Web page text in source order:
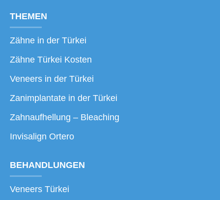
THEMEN
Zähne in der Türkei
Zähne Türkei Kosten
Veneers in der Türkei
Zanimplantate in der Türkei
Zahnaufhellung – Bleaching
Invisalign Ortero
BEHANDLUNGEN
Veneers Türkei